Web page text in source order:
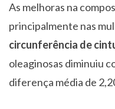
As melhoras na
principalmente nas
circunferência de
oleaginosas diminuiu
diferença média de